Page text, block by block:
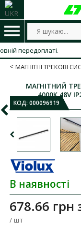
передоплаті.
МАГНІТНІ ТРЕКОВІ
МАГНІТНИЙ
4000K 48V
КОД: 000096919
В наявності
678.66 грн
/ шт